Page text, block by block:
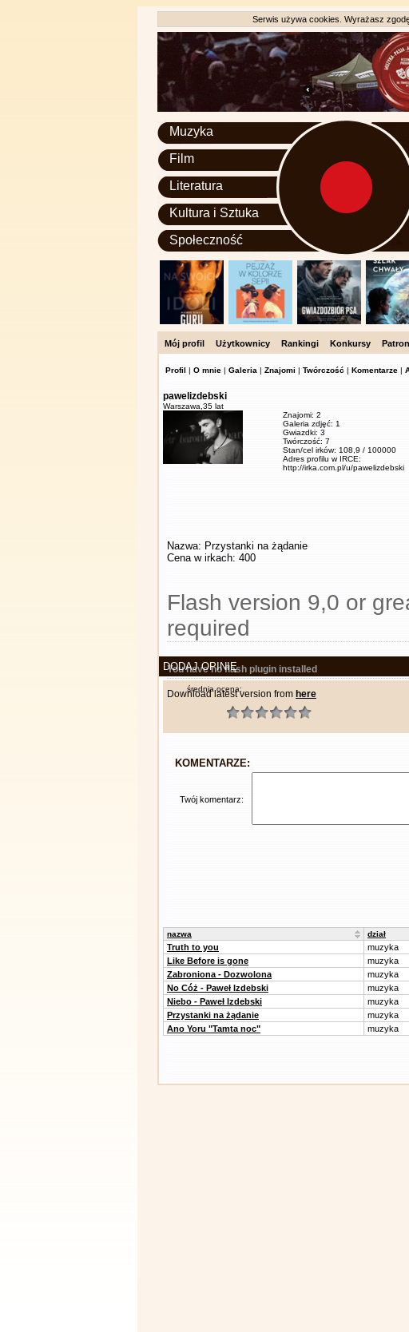
Serwis używa cookies. Wyrażasz
Muzyka
Film
Literatura
Kultura i Sztuka
Społeczność
Mój profil Użytkownicy Rankingi Konkursy
Profil | O mnie | Galeria | Znajomi | Twórczość | Komentarze |
pawelizdebski
Warszawa, 35 lat
Znajomi: 2
Galeria zdjęć: 1
Gwiazdki: 3
Twórczość: 7
Stan/cel irków: 108,9 / 100000
Adres profilu w IRCE:
http://irka.com.pl/u/pawelizdebski
Nazwa: Przystanki na żądanie
Cena w irkach: 400
Flash version 9,0 or
required
You have no flash plugin installed
Download latest version from here
DODAJ OPINIĘ
średnia ocena:
KOMENTARZE:
Twój komentarz:
nazwa dział
Truth to you muzyka
Like Before is gone
muzyka
Zabroniona - Dozwolona
muzyka
No Cóż - Paweł Izdebski
muzyka
Niebo - Paweł Izdebski
muzyka
Przystanki na żądanie
muzyka
Ano Yoru "Tamta noc"
muzyka